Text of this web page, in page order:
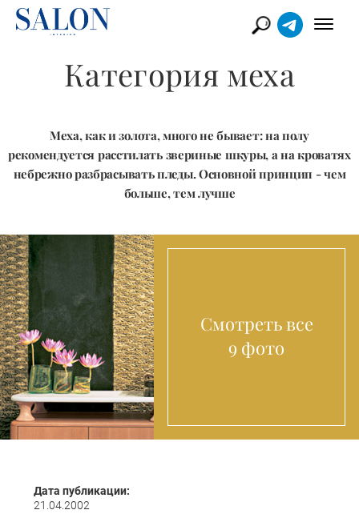
Категория меха
Меха, как и золота, много не бывает: на полу
рекомендуется расстилать звериные шкуры, а на кроватях
небрежно разбрасывать пледы. Основной принцип - чем
больше, тем лучше
Смотреть все
9 фото
Дата публикации:
21.04.2002